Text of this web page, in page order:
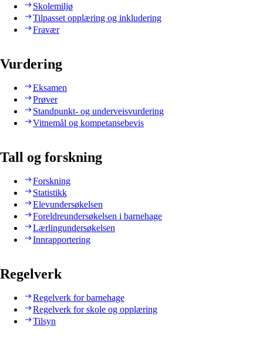
Skolemiljø
Tilpasset opplæring og inkludering
Fravær
Vurdering
Eksamen
Prøver
Standpunkt- og underveisvurdering
Vitnemål og kompetansebevis
Tall og forskning
Forskning
Statistikk
Elevundersøkelsen
Foreldreundersøkelsen i barnehage
Lærlingundersøkelsen
Innrapportering
Regelverk
Regelverk for barnehage
Regelverk for skole og opplæring
Tilsyn